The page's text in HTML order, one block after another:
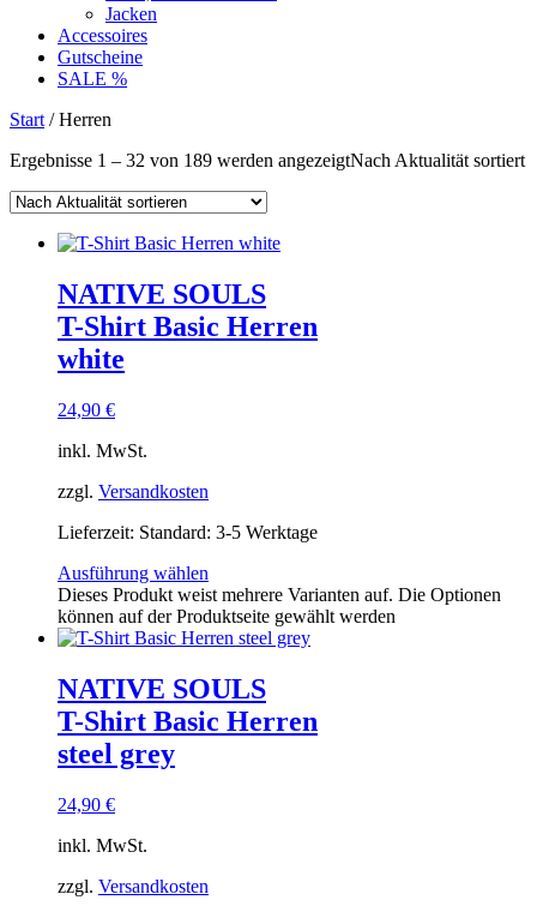
Jacken
Accessoires
Gutscheine
SALE %
Start / Herren
Ergebnisse 1 – 32 von 189 werden angezeigtNach Aktualität sortiert
NATIVE SOULS
T-Shirt Basic Herren
white
24,90 €
inkl. MwSt.
zzgl. Versandkosten
Lieferzeit: Standard: 3-5 Werktage
Ausführung wählen
Dieses Produkt weist mehrere Varianten auf. Die Optionen
können auf der Produktseite gewählt werden
NATIVE SOULS
T-Shirt Basic Herren
steel grey
24,90 €
inkl. MwSt.
zzgl. Versandkosten